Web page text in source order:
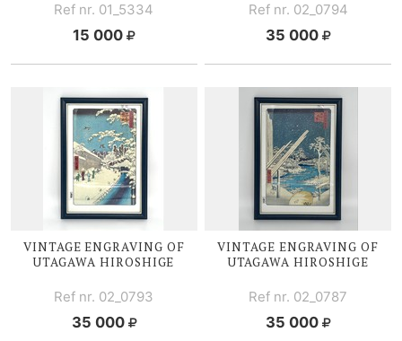
Ref nr. 01_5334
15 000
Ref nr. 02_0794
35 000
VINTAGE ENGRAVING OF
UTAGAWA HIROSHIGE
Ref nr. 02_0793
35 000
VINTAGE ENGRAVING OF
UTAGAWA HIROSHIGE
Ref nr. 02_0787
35 000